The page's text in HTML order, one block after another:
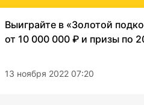
Выиграйте в «Золотой
от 10 000 000 ₽ и призы по
13 ноября 2022 07:20